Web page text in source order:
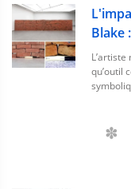
Blake
qu’outil